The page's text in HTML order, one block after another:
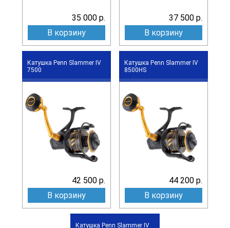
35 000 р.
В корзину
37 500 р.
В корзину
Катушка Penn Slammer IV
7500
42 500 р.
В корзину
Катушка Penn Slammer IV
8500HS
44 200 р.
В корзину
Катушка Penn Slammer IV